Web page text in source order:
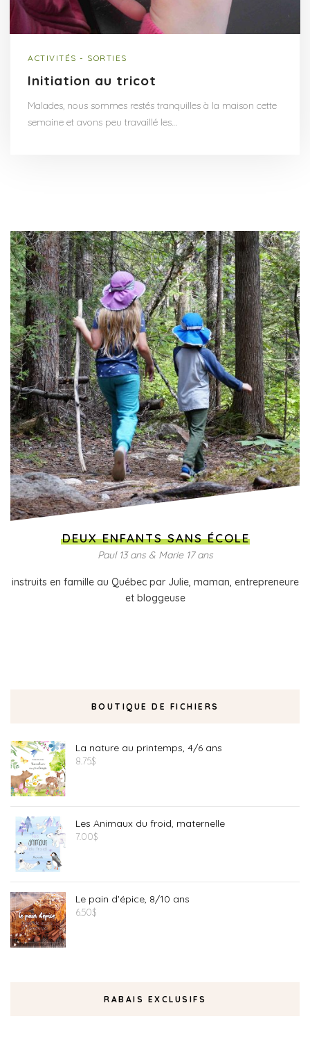
ACTIVITÉS - SORTIES
Initiation au tricot
Malades, nous sommes restés tranquilles à la maison cette
semaine et avons peu travaillé les…
DEUX ENFANTS SANS ÉCOLE
Paul 13 ans & Marie 17 ans
instruits en famille au Québec par Julie, maman, entrepreneure
et bloggeuse
BOUTIQUE DE FICHIERS
La nature au printemps, 4/6 ans
8.75$
Les Animaux du froid, maternelle
7.00$
Le pain d'épice, 8/10 ans
6.50$
RABAIS EXCLUSIFS